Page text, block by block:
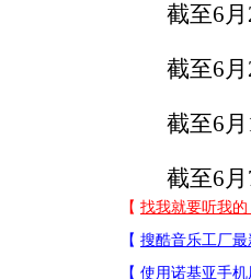
截至6月
截至6月
截至6月
截至6月7